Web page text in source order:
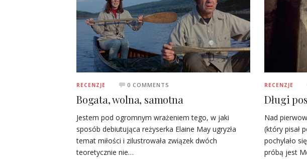
RECENZJE 0 COMMENTS
Bogata, wolna, samotna
Jestem pod ogromnym wrażeniem tego, w jaki
sposób debiutująca reżyserka Elaine May ugryzła
temat miłości i zilustrowała związek dwóch
teoretycznie nie…
RECENZJE
Długi
Nad
(który pisał
pochylało
próbą jest